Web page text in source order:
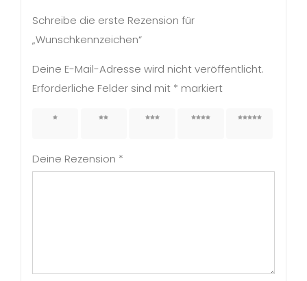
Schreibe die erste Rezension für
„Wunschkennzeichen“
Deine E-Mail-Adresse wird nicht veröffentlicht.
Erforderliche Felder sind mit * markiert
1 von 2 von 3 von 4 von 5 von
Deine Rezension *